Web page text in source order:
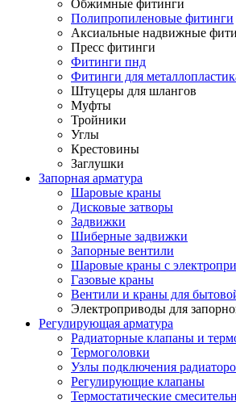
Обжимные фитинги
Полипропиленовые фитинги
Аксиальные надвижные
Пресс фитинги
Фитинги пнд
Фитинги для
Штуцеры для шлангов
Муфты
Тройники
Углы
Крестовины
Заглушки
Запорная арматура
Шаровые краны
Дисковые затворы
Задвижки
Шиберные задвижки
Запорные вентили
Шаровые краны с
Газовые краны
Вентили и краны для
Электроприводы для
Регулирующая арматура
Радиаторные клапаны и
Термоголовки
Узлы подключения
Регулирующие клапаны
Термостатические